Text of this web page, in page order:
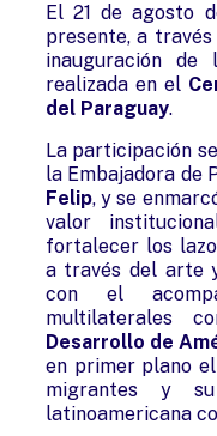
El21 de agosto
presente, a través
inauguración de
realizada en el
del Paraguay.
La participación
la Embajadora de
Felip, y se
valor
fortalecer los
a través del arte
con el
multilaterales
Desarrollo de
en primer plano
migrantes y
latinoamericana